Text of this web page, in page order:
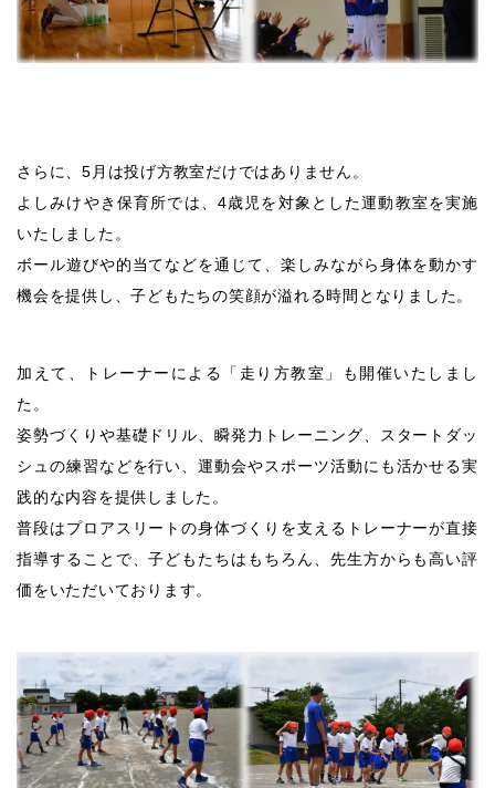
さらに、5月は投げ方教室だけではありません。
よしみけやき保育所では、4歳児を対象とした運動教室を実施
いたしました。
ボール遊びや的当てなどを通じて、楽しみながら身体を動かす
機会を提供し、子どもたちの笑顔が溢れる時間となりました。
加えて、トレーナーによる「走り方教室」も開催いたしまし
た。
姿勢づくりや基礎ドリル、瞬発力トレーニング、スタートダッ
シュの練習などを行い、運動会やスポーツ活動にも活かせる実
践的な内容を提供しました。
普段はプロアスリートの身体づくりを支えるトレーナーが直接
指導することで、子どもたちはもちろん、先生方からも高い評
価をいただいております。